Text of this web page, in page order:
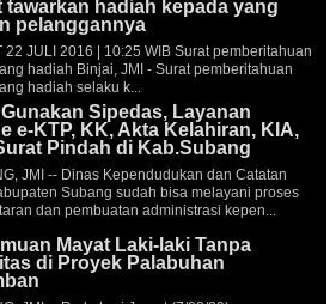
tawarkan hadiah kepada yang
pelanggannya
22 JULI 2016 | 10:25 WIB Surat pemberitahuan
hadiah Binjai, JMI - Surat pemberitahuan
hadiah selaku k...
Sipedas, Layanan
e-KTP, KK, Akta Kelahiran, KIA,
Pindah di Kab.Subang
JMI -- Dinas Kependudukan dan Catatan
Subang sudah bisa melayani proses
dan pembuatan administrasi kepen...
Mayat Laki-laki Tanpa
di Proyek Palabuhan